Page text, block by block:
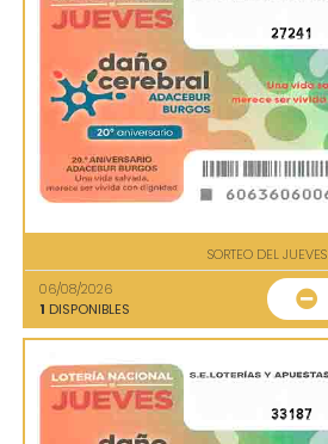
27241
SORTEO DEL JUEVES
06/08/2026
1 DISPONIBLES
33187